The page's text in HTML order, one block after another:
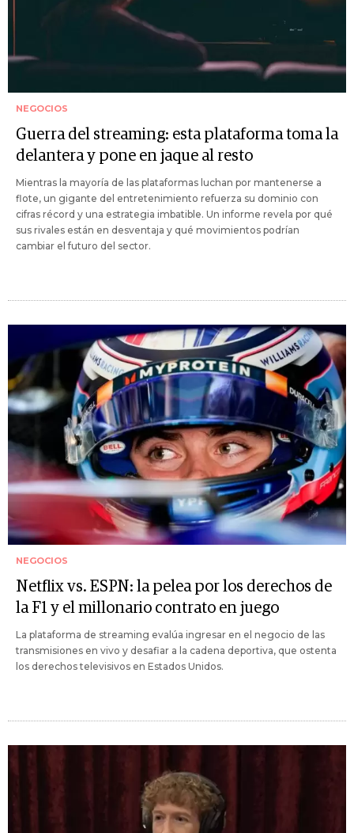
NEGOCIOS
Guerra del streaming: esta plataforma toma la
delantera y pone en jaque al resto
Mientras la mayoría de las plataformas luchan por mantenerse a
flote, un gigante del entretenimiento refuerza su dominio con
cifras récord y una estrategia imbatible. Un informe revela por qué
sus rivales están en desventaja y qué movimientos podrían
cambiar el futuro del sector.
NEGOCIOS
Netflix vs. ESPN: la pelea por los derechos de
la F1 y el millonario contrato en juego
La plataforma de streaming evalúa ingresar en el negocio de las
transmisiones en vivo y desafiar a la cadena deportiva, que ostenta
los derechos televisivos en Estados Unidos.